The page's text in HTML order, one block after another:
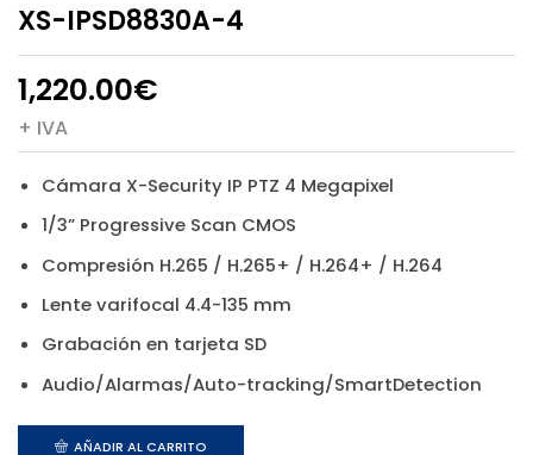
XS-IPSD8830A-4
1,220.00€
+ IVA
Cámara X-Security IP PTZ 4 Megapixel
1/3” Progressive Scan CMOS
Compresión H.265 / H.265+ / H.264+ / H.264
Lente varifocal 4.4-135 mm
Grabación en tarjeta SD
Audio/Alarmas/Auto-tracking/SmartDetection
AÑADIR AL CARRITO